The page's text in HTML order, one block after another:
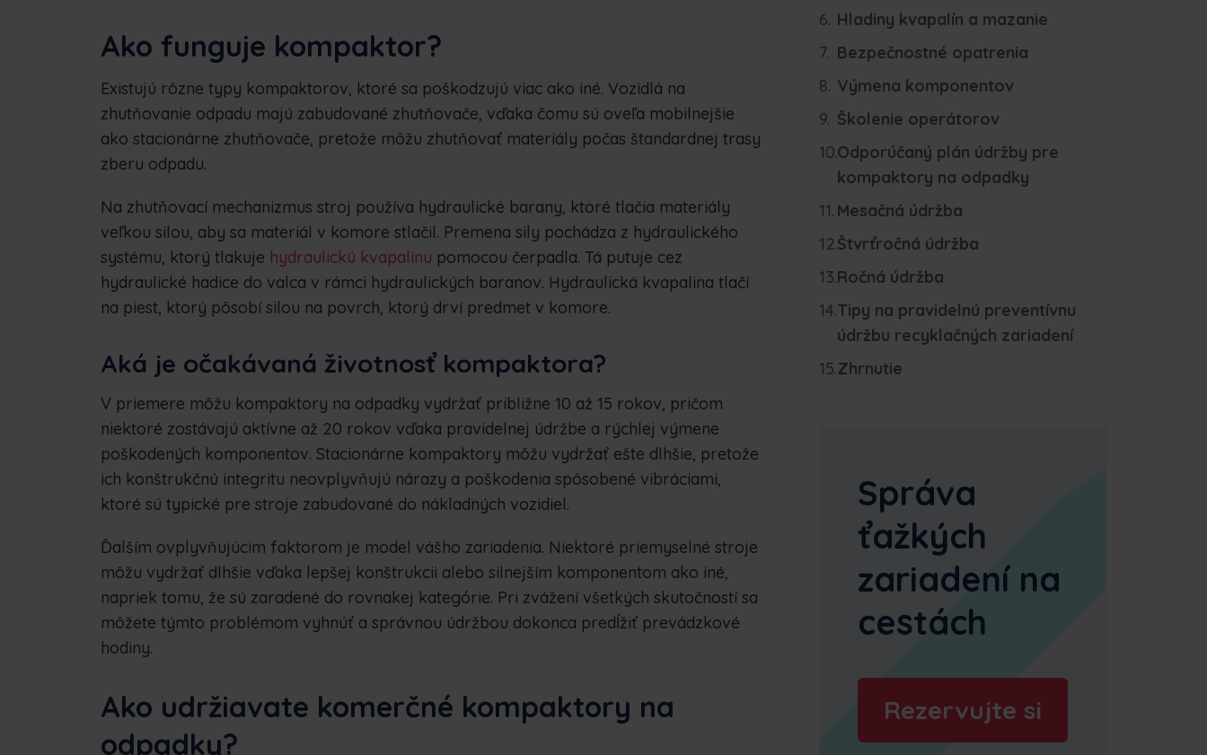
Ako funguje kompaktor?
Existujú rôzne typy kompaktorov, ktoré sa poškodzujú viac ako iné. Vozidlá na
zhutňovanie odpadu majú zabudované zhutňovače, vďaka čomu sú oveľa mobilnejšie
ako stacionárne zhutňovače, pretože môžu zhutňovať materiály počas štandardnej trasy
zberu odpadu.
Na zhutňovací mechanizmus stroj používa hydraulické barany, ktoré tlačia materiály
veľkou silou, aby sa materiál v komore stlačil. Premena sily pochádza z hydraulického
systému, ktorý tlakuje hydraulickú kvapalinu pomocou čerpadla. Tá putuje cez
hydraulické hadice do valca v rámci hydraulických baranov. Hydraulická kvapalina tlačí
na piest, ktorý pôsobí silou na povrch, ktorý drví predmet v komore.
Aká je očakávaná životnosť kompaktora?
V priemere môžu kompaktory na odpadky vydržať približne 10 až 15 rokov, pričom
niektoré zostávajú aktívne až 20 rokov vďaka pravidelnej údržbe a rýchlej výmene
poškodených komponentov. Stacionárne kompaktory môžu vydržať ešte dlhšie, pretože
ich konštrukčnú integritu neovplyvňujú nárazy a poškodenia spôsobené vibráciami,
ktoré sú typické pre stroje zabudované do nákladných vozidiel.
Ďalším ovplyvňujúcim faktorom je model vášho zariadenia. Niektoré priemyselné stroje
môžu vydržať dlhšie vďaka lepšej konštrukcii alebo silnejším komponentom ako iné,
napriek tomu, že sú zaradené do rovnakej kategórie. Pri zvážení všetkých skutočností sa
môžete týmto problémom vyhnúť a správnou údržbou dokonca predĺžiť prevádzkové
hodiny.
Ako udržiavate komerčné kompaktory na
odpadky?
Hladiny kvapalín a mazanie
Bezpečnostné opatrenia
Výmena komponentov
Školenie operátorov
Odporúčaný plán údržby pre
kompaktory na odpadky
Mesačná údržba
Štvrťročná údržba
Ročná údržba
Tipy na pravidelnú preventívnu
údržbu recyklačných zariadení
Zhrnutie
Správa
ťažkých
zariadení na
cestách
Rezervujte si